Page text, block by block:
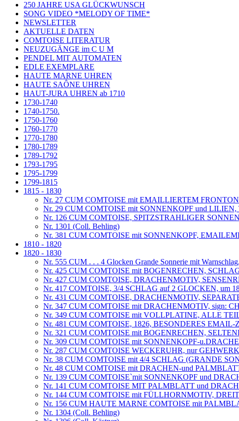
250 JAHRE USA GLÜCKWUNSCH
SONG VIDEO *MELODY OF TIME*
NEWSLETTER
AKTUELLE DATEN
COMTOISE LITERATUR
NEUZUGÄNGE im C U M
PENDEL MIT AUTOMATEN
EDLE EXEMPLARE
HAUTE MARNE UHREN
HAUTE SAÔNE UHREN
HAUT-JURA UHREN ab 1710
1730-1740
1740-1750.
1750-1760
1760-1770
1770-1780
1780-1789
1789-1792
1793-1795
1795-1799
1799-1815
1815 - 1830
Nr. 27 CUM COMTOISE mit EMAILLIERTEM
Nr. 29 CUM COMTOISE mit SONNENKOPF und
Nr. 126 CUM COMTOISE, SPITZSTRAHLIGER
Nr. 1301 (Coll. Behling)
Nr. 381 CUM COMTOISE mit SONNENKOPF,
1810 - 1820
1820 - 1830
Nr. 555 CUM . . . 4 Glocken Grande Sonnerie mit
Nr. 425 CUM COMTOISE mit BOGENRECHEN,
Nr. 427 CUM COMTOISE, DRACHENMOTIV,
Nr. 417 COMTOISE, 3/4 SCHLAG auf 2 GLOCKEN, um
Nr. 431 CUM COMTOISE, DRACHENMOTIV,
Nr. 347 CUM COMTOISE mit DRACHENMOTIV, sign:
Nr. 349 CUM COMTOISE mit VOLLPLATINE, ALLE
Nr. 481 CUM COMTOISE, 1826, BESONDERES
Nr. 321 CUM COMTOISE mit BOGENRECHEN,
Nr. 309 CUM COMTOISE mit SONNENKOPF-
Nr. 287 CUM COMTOISE WECKERUHR, nur GEHWERK
Nr. 38 CUM COMTOISE mit 4/4 SCHLAG (GRANDE
Nr. 48 CUM COMTOISE mit DRACHEN-und
Nr. 139 CUM COMTOISE`mit SONNENKOPF und
Nr. 141 CUM COMTOISE MIT PALMBLATT und
Nr. 144 CUM COMTOISE mit FÜLLHORNMOTIV,
Nr. 156 CUM HAUTE MARNE COMTOISE mit
Nr. 1304 (Coll. Behling)